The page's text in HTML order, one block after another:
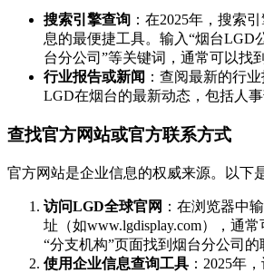
搜索引擎查询 ：在2025年，搜索
息的最便捷工具。输入“烟台LGD
台分公司”等关键词，通常可以找
行业报告或新闻 ：查阅最新的行
LGD在烟台的最新动态，包括人事
查找官方网站或官方联系方式
官方网站是企业信息的权威来源。以下
访问LGD全球官网 ：在浏览器中
址（如www.lgdisplay.com），通
“分支机构”页面找到烟台分公司的
使用企业信息查询工具 ：2025年